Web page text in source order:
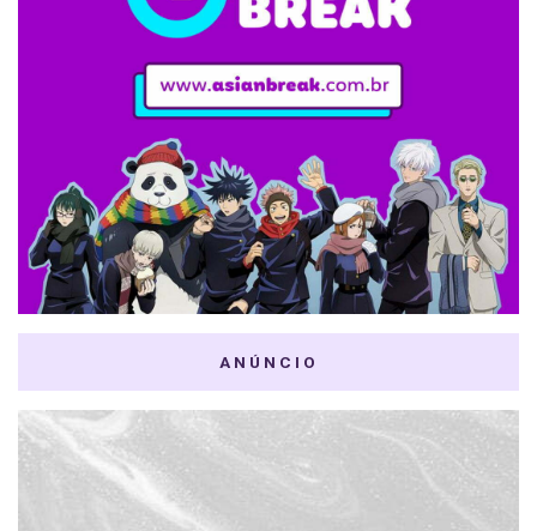
ANÚNCIO